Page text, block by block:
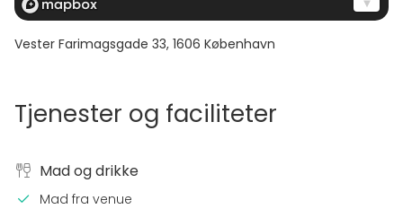
Vester Farimagsgade 33, 1606 København
Tjenester og faciliteter
Mad og drikke
Mad fra venue